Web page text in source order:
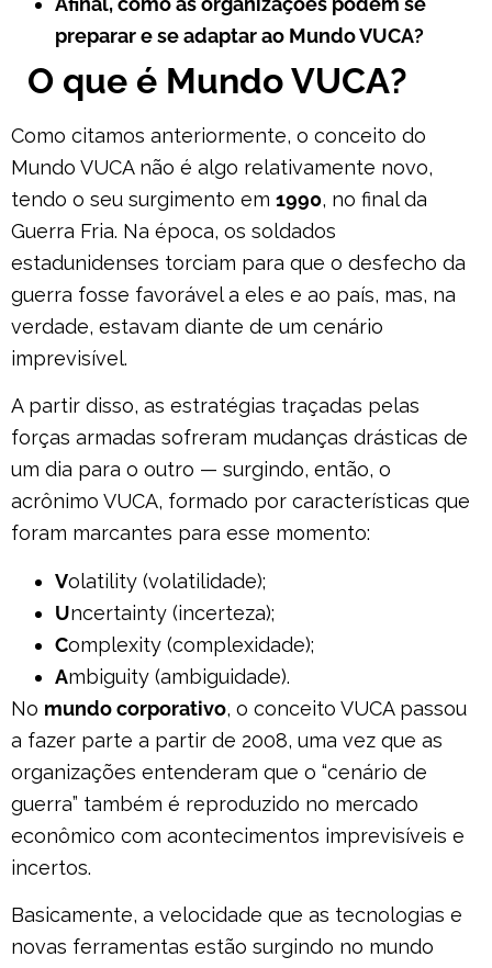
preparar e se adaptar ao Mundo VUCA?
O que é Mundo VUCA?
Como citamos anteriormente, o conceito do
Mundo VUCA não é algo relativamente novo,
tendo o seu surgimento em 1990, no final da
Guerra Fria. Na época, os soldados
estadunidenses torciam para que o desfecho da
guerra fosse favorável a eles e ao país, mas, na
verdade, estavam diante de um cenário
imprevisível.
A partir disso, as estratégias traçadas pelas
forças armadas sofreram mudanças drásticas de
um dia para o outro — surgindo, então, o
acrônimo VUCA, formado por características que
foram marcantes para esse momento:
Volatility (volatilidade);
Uncertainty (incerteza);
Complexity (complexidade);
Ambiguity (ambiguidade).
No mundo corporativo, o conceito VUCA passou
a fazer parte a partir de 2008, uma vez que as
organizações entenderam que o “cenário de
guerra” também é reproduzido no mercado
econômico com acontecimentos imprevisíveis e
incertos.
Basicamente, a velocidade que as tecnologias e
novas ferramentas estão surgindo no mundo